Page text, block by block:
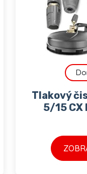
Tlakový
5/15 CX